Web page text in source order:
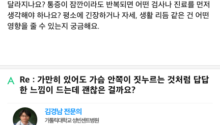
달라지나요? 통증이 잠깐이라도 반복되면 어떤 검사나 진료를 먼저
생각해야 하나요? 평소에 긴장하거나 자세, 생활 리듬 같은 건 어떤
영향을 줄 수 있는지 궁금해요.
Re : 가만히 있어도 가슴 안쪽이 짓누르는 것처럼 답답
한 느낌이 드는데 괜찮은 걸까요?
김경남 전문의
가톨릭대학교 성빈센트병원